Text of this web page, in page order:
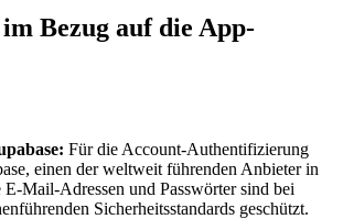
Bezug auf die App-
Für die Account-Authentifizierung
einen der weltweit führenden Anbieter in
Mail-Adressen und Passwörter sind bei
Sicherheitsstandards geschützt.